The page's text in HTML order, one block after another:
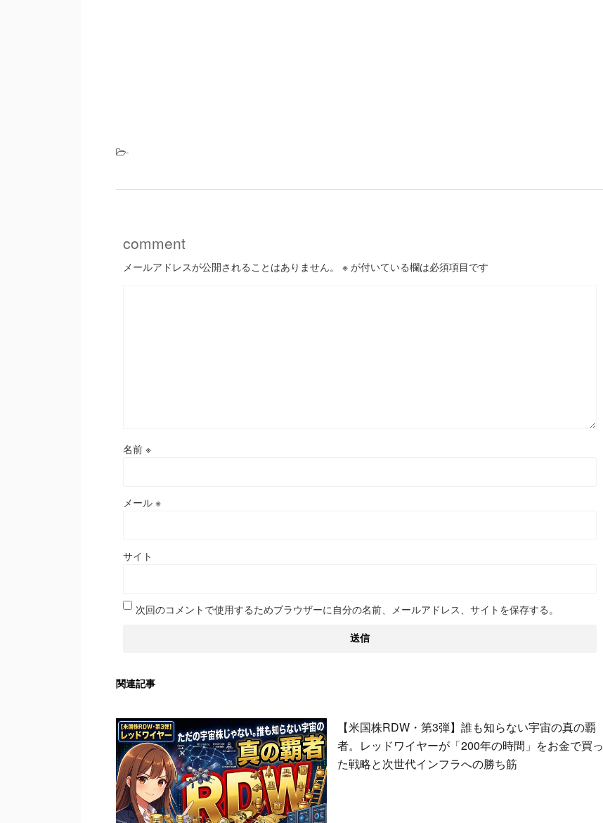
-
comment
メールアドレスが公開されることはありません。 ※ が付いている欄は必須項目です
名前 ※
メール ※
サイト
次回のコメントで使用するためブラウザーに自分の名前、メールアドレス、サイトを保存する。
関連記事
【米国株RDW・第3弾】誰も知らない宇宙の真の覇
者。レッドワイヤーが「200年の時間」をお金で買っ
た戦略と次世代インフラへの勝ち筋